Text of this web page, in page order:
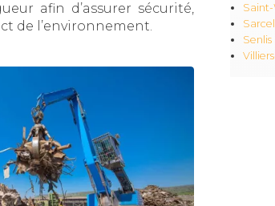
afin d’assurer sécurité,
de l’environnement.
Senlis